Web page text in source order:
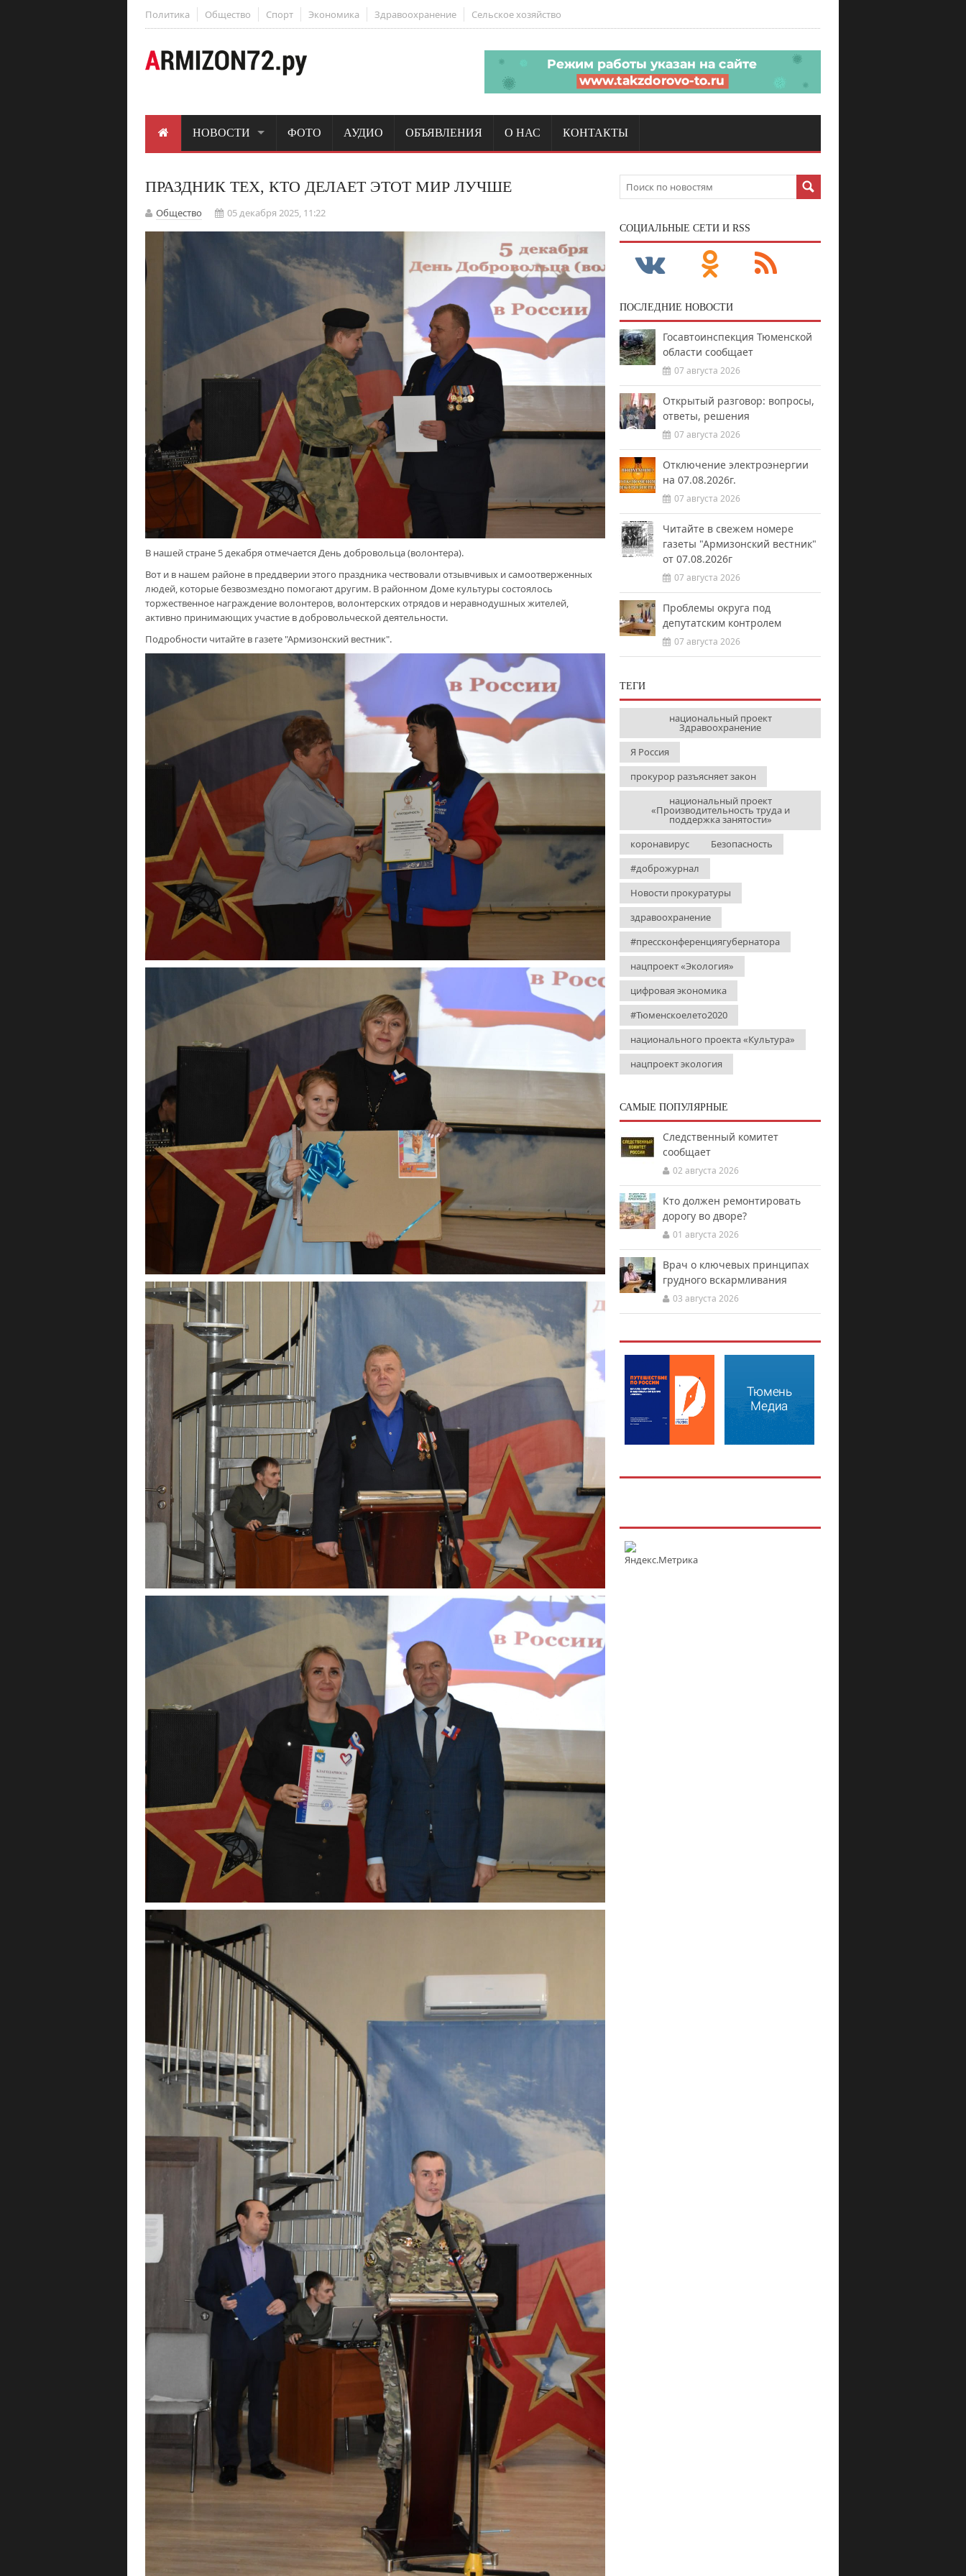
Политика Общество Спорт Экономика Здравоохранение Сельское хозяйство
НОВОСТИ ФОТО АУДИО ОБЪЯВЛЕНИЯ О НАС КОНТАКТЫ
ПРАЗДНИК ТЕХ, КТО ДЕЛАЕТ ЭТОТ МИР ЛУЧШЕ
Общество 05 декабря 2025, 11:22
В нашей стране 5 декабря отмечается День добровольца (волонтера).
Вот и в нашем районе в преддверии этого праздника чествовали отзывчивых и самоотверженных
людей, которые безвозмездно помогают другим. В районном Доме культуры состоялось
торжественное награждение волонтеров, волонтерских отрядов и неравнодушных жителей,
активно принимающих участие в добровольческой деятельности.
Подробности читайте в газете "Армизонский вестник".
CОЦИАЛЬНЫЕ СЕТИ И RSS
ПОСЛЕДНИЕ НОВОСТИ
Госавтоинспекция Тюменской
области сообщает
07 августа 2026
Открытый разговор: вопросы,
ответы, решения
07 августа 2026
Отключение электроэнергии
на 07.08.2026г.
07 августа 2026
Читайте в свежем номере
газеты "Армизонский вестник"
от 07.08.2026г
07 августа 2026
Проблемы округа под
депутатским контролем
07 августа 2026
ТЕГИ
национальный проект
Здравоохранение
Я Россия
прокурор разъясняет закон
национальный проект
«Производительность труда и
поддержка занятости»
коронавирус
Безопасность
#доброжурнал
Новости прокуратуры
здравоохранение
#прессконференциягубернатора
нацпроект «Экология»
цифровая экономика
#Тюменскоелето2020
национального проекта «Культура»
нацпроект экология
САМЫЕ ПОПУЛЯРНЫЕ
Следственный комитет
сообщает
02 августа 2026
Кто должен ремонтировать
дорогу во дворе?
01 августа 2026
Врач о ключевых принципах
грудного вскармливания
03 августа 2026